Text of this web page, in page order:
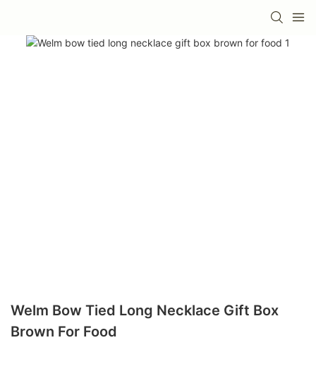
Welm Bow Tied Long Necklace Gift Box
Brown For Food